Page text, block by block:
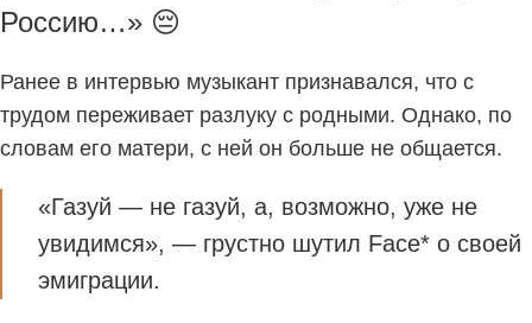
Россию…» 😔
Ранее в интервью музыкант признавался, что с
трудом переживает разлуку с родными. Однако, по
словам его матери, с ней он больше не общается.
«Газуй — не газуй, а, возможно, уже не
увидимся», — грустно шутил Face* о своей
эмиграции.